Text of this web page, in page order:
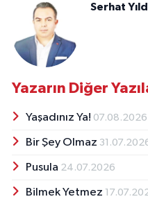
Serhat
Yazarın Diğer
Yaşadınız Ya! 07.08.2026
Bir Şey Olmaz
Pusula 24.07.2026
Bilmek Yetmez